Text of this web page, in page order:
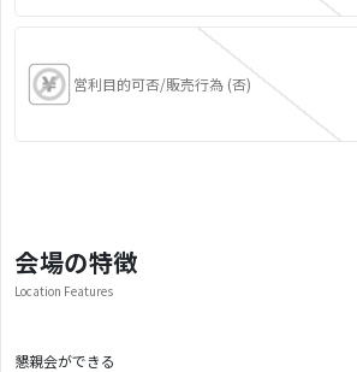
営利目的可否/販売行為 (否)
会場の特徴
Location Features
懇親会ができる